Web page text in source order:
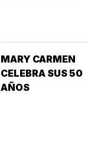
MARY CARMEN
CELEBRA SUS 50
AÑOS